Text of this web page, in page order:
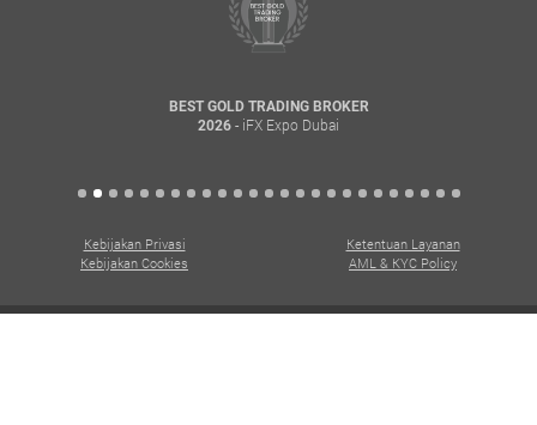
BEST GOLD TRADING BROKER
2026 - iFX Expo Dubai
Kebijakan Privasi
Ketentuan Layanan
Kebijakan Cookies
AML & KYC Policy